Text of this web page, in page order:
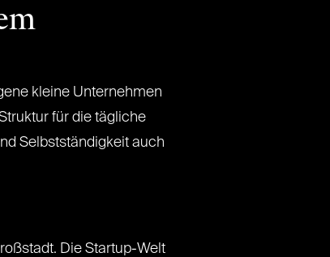
kleine Unternehmen
für die tägliche
Selbstständigkeit auch
Die Startup-Welt